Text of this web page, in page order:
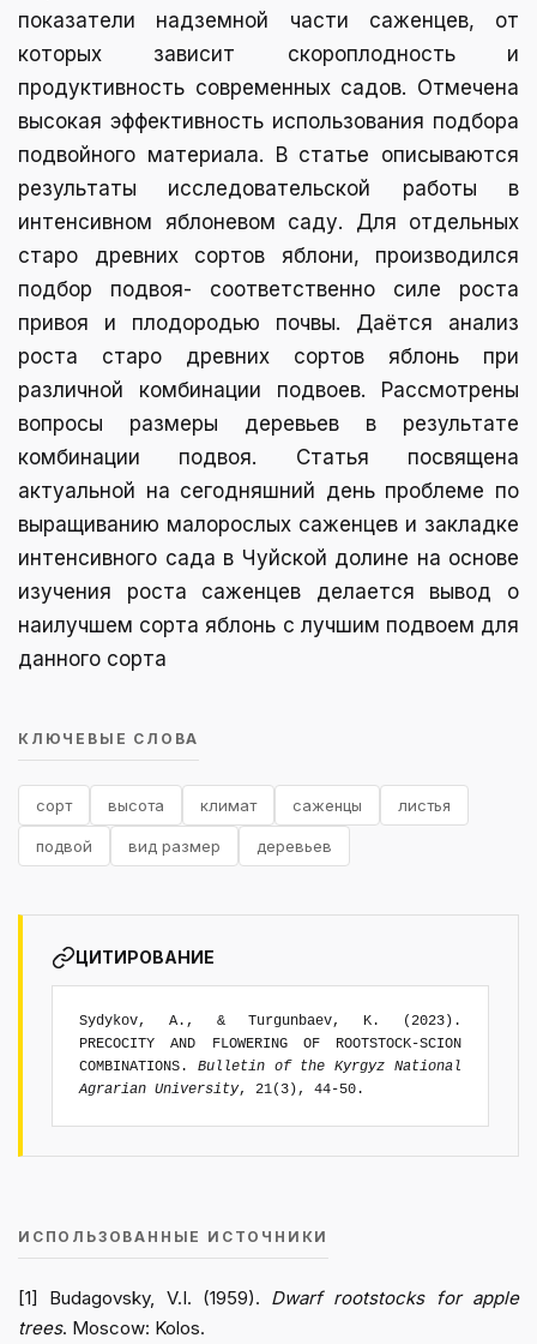
показатели надземной части саженцев, от
которых зависит скороплодность и
продуктивность современных садов. Отмечена
высокая эффективность использования подбора
подвойного материала. В статье описываются
результаты исследовательской работы в
интенсивном яблоневом саду. Для отдельных
старо древних сортов яблони, производился
подбор подвоя- соответственно силе роста
привоя и плодородью почвы. Даётся анализ
роста старо древних сортов яблонь при
различной комбинации подвоев. Рассмотрены
вопросы размеры деревьев в результате
комбинации подвоя. Статья посвящена
актуальной на сегодняшний день проблеме по
выращиванию малорослых саженцев и закладке
интенсивного сада в Чуйской долине на основе
изучения роста саженцев делается вывод о
наилучшем сорта яблонь с лучшим подвоем для
данного сорта
КЛЮЧЕВЫЕ СЛОВА
сорт высота климат саженцы листья
подвой вид размер деревьев
ЦИТИРОВАНИЕ
Sydykov, A., & Turgunbaev, K. (2023).
PRECOCITY AND FLOWERING OF ROOTSTOCK-SCION
COMBINATIONS. Bulletin of the Kyrgyz National
Agrarian University, 21(3), 44-50.
ИСПОЛЬЗОВАННЫЕ ИСТОЧНИКИ
[1] Budagovsky, V.I. (1959). Dwarf rootstocks for apple
trees. Moscow: Kolos.